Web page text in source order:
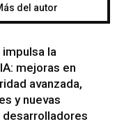
del autor
impulsa la
mejoras en
avanzada,
y nuevas